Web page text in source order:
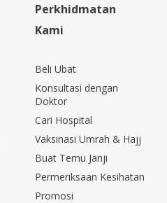
Perkhidmatan
Kami
Beli Ubat
Konsultasi dengan
Doktor
Cari Hospital
Vaksinasi Umrah & Hajj
Buat Temu Janji
Permeriksaan Kesihatan
Promosi